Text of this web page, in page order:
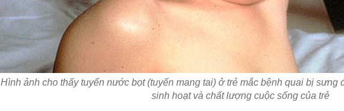
Hình ảnh cho thấy tuyến nước bọt (tuyến mang tai) ở trẻ mắc bệnh quai bị sưng
sinh hoạt và chất lượng cuộc sống của trẻ